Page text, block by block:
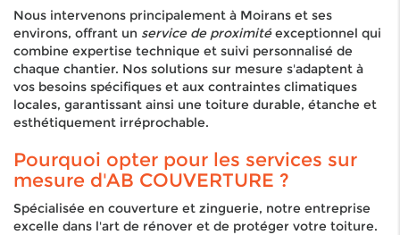
Nous intervenons principalement à Moirans et ses
environs, offrant un service de proximitéexceptionnel qui
combine expertise technique et suivi personnalisé de
chaque chantier. Nos solutions sur mesure s'adaptent à
vos besoins spécifiques et aux contraintes climatiques
locales, garantissant ainsi une toiture durable, étanche et
esthétiquement irréprochable.
Pourquoi opter pour les services sur
mesure d'AB COUVERTURE ?
Spécialisée en couverture et zinguerie, notre entreprise
excelle dans l'art de rénover et de protéger votre toiture.